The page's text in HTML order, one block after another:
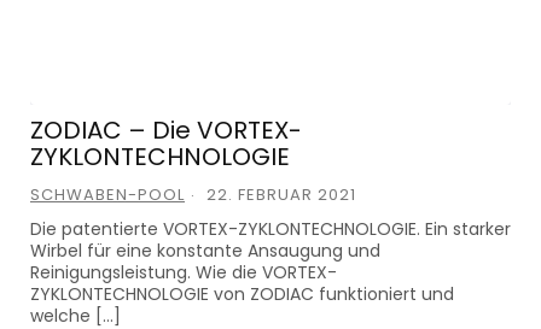
ZODIAC – Die VORTEX-
ZYKLONTECHNOLOGIE
SCHWABEN-POOL 22. FEBRUAR 2021
Die patentierte VORTEX-ZYKLONTECHNOLOGIE. Ein starker
Wirbel für eine konstante Ansaugung und
Reinigungsleistung. Wie die VORTEX-
ZYKLONTECHNOLOGIE von ZODIAC funktioniert und
welche […]